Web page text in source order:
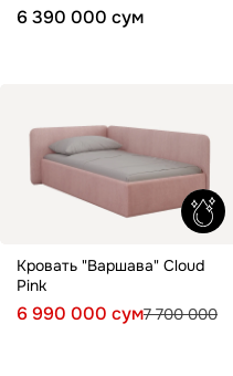
6 390 000 сум
Кровать "Варшава" Cloud
Pink
6 990 000 сум7 700 000